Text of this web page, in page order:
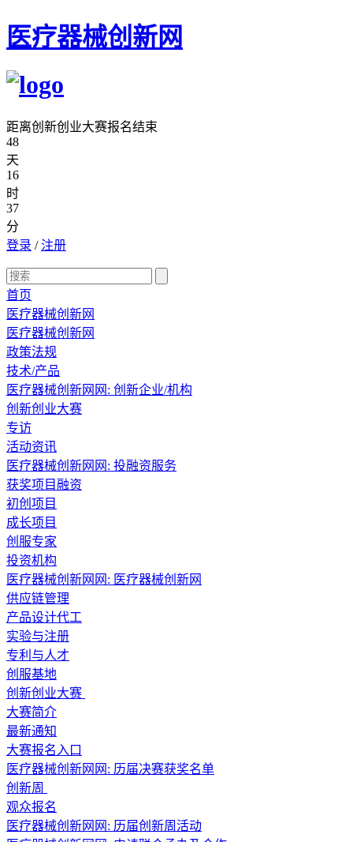
医疗器械创新网
距离创新创业大赛报名结束
48
天
16
时
37
分
登录 / 注册
首页
医疗器械创新网
医疗器械创新网
政策法规
技术/产品
医疗器械创新网网: 创新企业/机构
创新创业大赛
专访
活动资讯
医疗器械创新网网: 投融资服务
获奖项目融资
初创项目
成长项目
创服专家
投资机构
医疗器械创新网网: 医疗器械创新网
供应链管理
产品设计代工
实验与注册
专利与人才
创服基地
创新创业大赛
大赛简介
最新通知
大赛报名入口
医疗器械创新网网: 历届决赛获奖名单
创新周
观众报名
医疗器械创新网网: 历届创新周活动